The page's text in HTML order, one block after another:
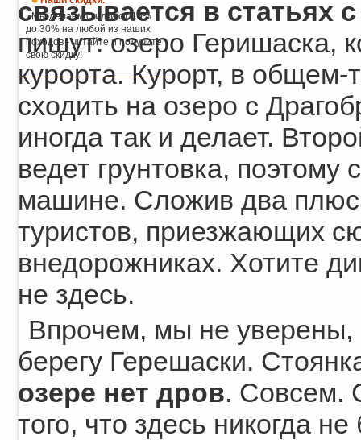
связывается в статьях
пишут: озеро Геришаска,
курорта. Курорт, в
сходить на озеро с
иногда так и делает.
ведет грунтовка,
машине. Сложив два плюс
туристов, приезжающих
внедорожниках. Хотите
не здесь.
Впрочем, мы не уверены,
берегу Герешаски.
озере нет дров. Совсем.
того, что здесь никогда
Мы делаем скидки от 10%
до 30% на любой из наших
походов - читайте и получите
свою скидку!